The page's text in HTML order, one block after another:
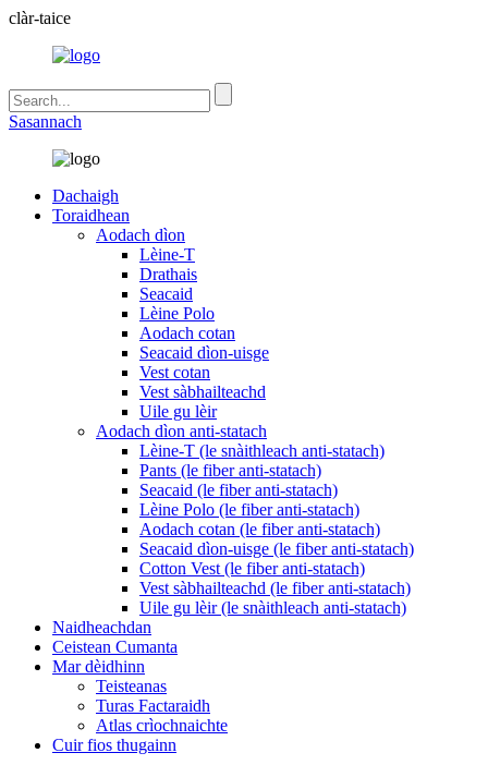
clàr-taice
Sasannach
Dachaigh
Toraidhean
Aodach dìon
Lèine-T
Drathais
Seacaid
Lèine Polo
Aodach cotan
Seacaid dìon-uisge
Vest cotan
Vest sàbhailteachd
Uile gu lèir
Aodach dìon anti-statach
Lèine-T (le snàithleach anti-statach)
Pants (le fiber anti-statach)
Seacaid (le fiber anti-statach)
Lèine Polo (le fiber anti-statach)
Aodach cotan (le fiber anti-statach)
Seacaid dìon-uisge (le fiber anti-statach)
Cotton Vest (le fiber anti-statach)
Vest sàbhailteachd (le fiber anti-statach)
Uile gu lèir (le snàithleach anti-statach)
Naidheachdan
Ceistean Cumanta
Mar dèidhinn
Teisteanas
Turas Factaraidh
Atlas crìochnaichte
Cuir fios thugainn